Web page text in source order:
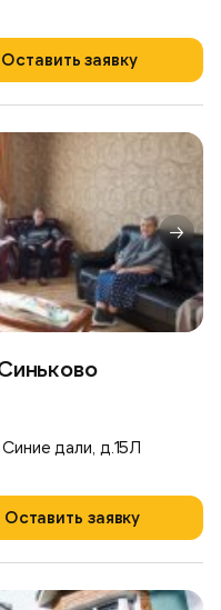
Оставить заявку
дали, д.15Л
Оставить заявку